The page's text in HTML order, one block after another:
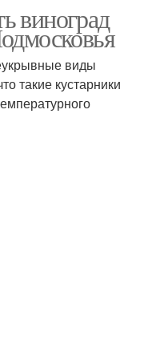
виноград
виды
такие кустарники